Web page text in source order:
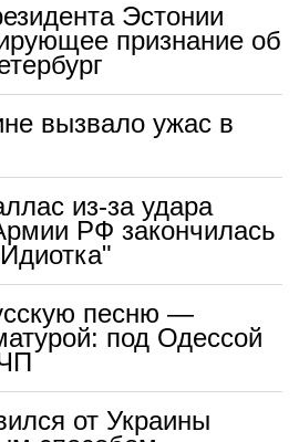
Эстонии
признание об
вызвало ужас в
из-за удара
РФ закончилась
песню —
под Одессой
от Украины